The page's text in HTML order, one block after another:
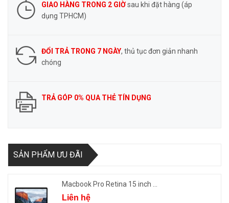
GIAO HÀNG TRONG 2 GIỜsau khi đặt hàng (áp
dụng TPHCM)
ĐỔI TRẢ TRONG 7 NGÀY, thủ tục đơn giản nhanh
chóng
TRẢ GÓP 0% QUA THẺ TÍN DỤNG
SẢN PHẨM ƯU ĐÃI
Macbook Pro Retina 15 inch ...
Liên hệ